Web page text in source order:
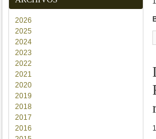
2026
2025
2024
2023
2022
2021
2020
2019
2018
2017
2016